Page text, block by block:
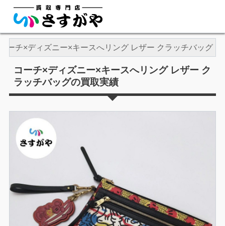
ーチ×ディズニー×キースへリング レザー クラッチバッグ
コーチ×ディズニー×キースへリング レザー ク
ラッチバッグの買取実績